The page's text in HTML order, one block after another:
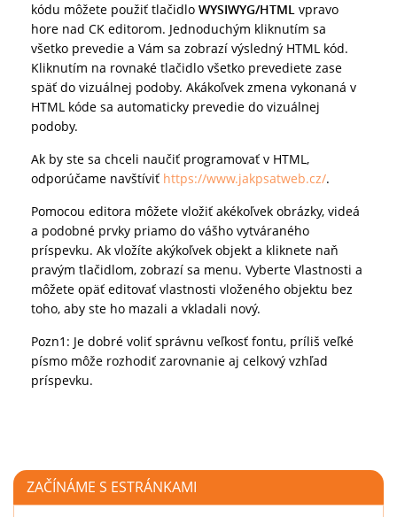
kódu môžete použiť tlačidlo WYSIWYG/HTML vpravo
hore nad CK editorom. Jednoduchým kliknutím sa
všetko prevedie a Vám sa zobrazí výsledný HTML kód.
Kliknutím na rovnaké tlačidlo všetko prevediete zase
späť do vizuálnej podoby. Akákoľvek zmena vykonaná v
HTML kóde sa automaticky prevedie do vizuálnej
podoby.
Ak by ste sa chceli naučiť programovať v HTML,
odporúčame navštíviť https://www.jakpsatweb.cz/.
Pomocou editora môžete vložiť akékoľvek obrázky, videá
a podobné prvky priamo do vášho vytváraného
príspevku. Ak vložíte akýkoľvek objekt a kliknete naň
pravým tlačidlom, zobrazí sa menu. Vyberte Vlastnosti a
môžete opäť editovať vlastnosti vloženého objektu bez
toho, aby ste ho mazali a vkladali nový.
Pozn1: Je dobré voliť správnu veľkosť fontu, príliš veľké
písmo môže rozhodiť zarovnanie aj celkový vzhľad
príspevku.
ZAČÍNÁME S ESTRÁNKAMI